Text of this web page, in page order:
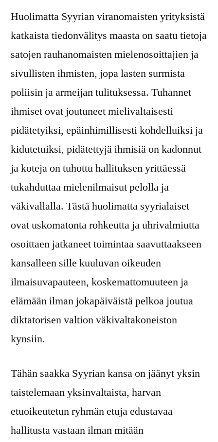
Huolimatta Syyrian viranomaisten yrityksistä
katkaista tiedonvälitys maasta on saatu tietoja
satojen rauhanomaisten mielenosoittajien ja
sivullisten ihmisten, jopa lasten surmista
poliisin ja armeijan tulituksessa. Tuhannet
ihmiset ovat joutuneet mielivaltaisesti
pidätetyiksi, epäinhimillisesti kohdelluiksi ja
kidutetuiksi, pidätettyjä ihmisiä on kadonnut
ja koteja on tuhottu hallituksen yrittäessä
tukahduttaa mielenilmaisut pelolla ja
väkivallalla. Tästä huolimatta syyrialaiset
ovat uskomatonta rohkeutta ja uhrivalmiutta
osoittaen jatkaneet toimintaa saavuttaakseen
kansalleen sille kuuluvan oikeuden
ilmaisuvapauteen, koskemattomuuteen ja
elämään ilman jokapäiväistä pelkoa joutua
diktatorisen valtion väkivaltakoneiston
kynsiin.
Tähän saakka Syyrian kansa on jäänyt yksin
taistelemaan yksinvaltaista, harvan
etuoikeutetun ryhmän etuja edustavaa
hallitusta vastaan ilman mitään